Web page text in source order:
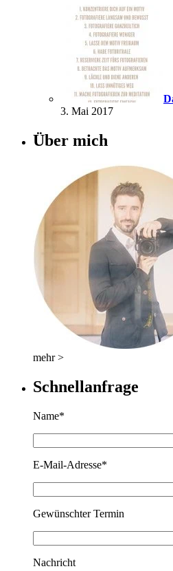
3. Mai 2017
Über mich
mehr >
Schnellanfrage
Name*
E-Mail-Adresse*
Gewünschter Termin
Nachricht